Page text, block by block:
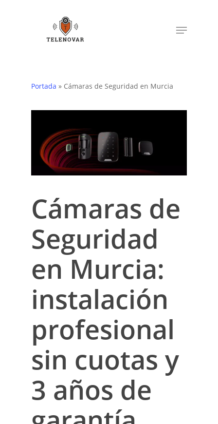
Menu
Portada » Cámaras de Seguridad en Murcia
Cámaras de
Seguridad
en Murcia:
instalación
profesional
sin cuotas y
3 años de